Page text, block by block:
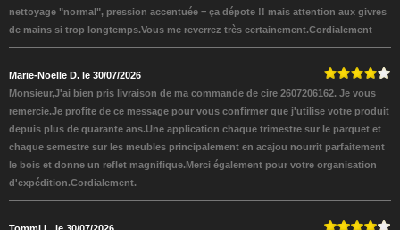
nettoyage "normal", pression accentuée = ça dépote !! mais attention aux givres
de mains si trop longtemps.Vous me reverrez très certainement.Cordialement
Marie-Noelle D. le 30/07/2026
Monsieur,J'ai bien pris livraison de ma commande de cire 2607206162. Je vous
remercie.Je profite de ce message pour vous confirmer que j'utilise votre produit
depuis plus de quarante ans.Une application chaque trimestre sur le parquet et
chaque semestre sur les meubles principalement en acajou nourrit parfaitement
le bois et donne un reflet magnifique.Merci également pour votre organisation
d'expédition.Cordialement.